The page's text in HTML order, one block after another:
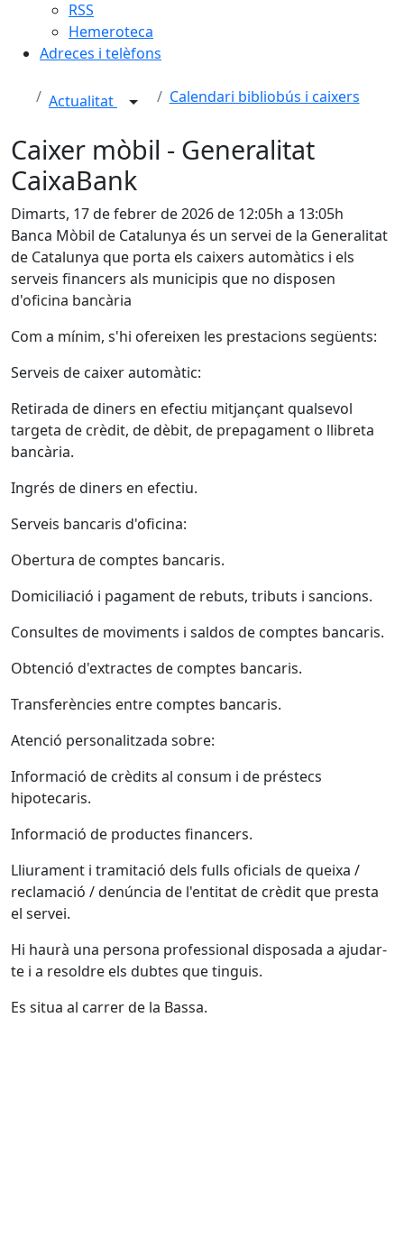
RSS
Hemeroteca
Adreces i telèfons
Actualitat Calendari bibliobús i caixers
Caixer mòbil - Generalitat
CaixaBank
Dimarts, 17 de febrer de 2026 de 12:05h a 13:05h
Banca Mòbil de Catalunya és un servei de la Generalitat
de Catalunya que porta els caixers automàtics i els
serveis financers als municipis que no disposen
d'oficina bancària
Com a mínim, s'hi ofereixen les prestacions següents:
Serveis de caixer automàtic:
Retirada de diners en efectiu mitjançant qualsevol
targeta de crèdit, de dèbit, de prepagament o llibreta
bancària.
Ingrés de diners en efectiu.
Serveis bancaris d'oficina:
Obertura de comptes bancaris.
Domiciliació i pagament de rebuts, tributs i sancions.
Consultes de moviments i saldos de comptes bancaris.
Obtenció d'extractes de comptes bancaris.
Transferències entre comptes bancaris.
Atenció personalitzada sobre:
Informació de crèdits al consum i de préstecs
hipotecaris.
Informació de productes financers.
Lliurament i tramitació dels fulls oficials de queixa /
reclamació / denúncia de l'entitat de crèdit que presta
el servei.
Hi haurà una persona professional disposada a ajudar-
te i a resoldre els dubtes que tinguis.
Es situa al carrer de la Bassa.